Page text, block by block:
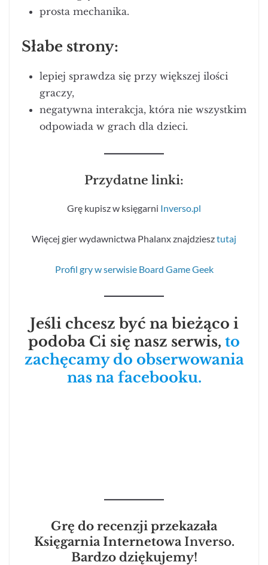
prosta mechanika.
Słabe strony:
lepiej sprawdza się przy większej ilości
graczy,
negatywna interakcja, która nie wszystkim
odpowiada w grach dla dzieci.
Przydatne linki:
Grę kupisz w księgarni Inverso.pl
Więcej gier wydawnictwa Phalanx znajdziesztutaj
Profil gry w serwisie Board Game Geek
Jeśli chcesz być na bieżąco i
podoba Ci się nasz serwis, to
zachęcamy do obserwowania
nas na facebooku.
Grę do recenzji przekazała
Księgarnia InternetowaInverso.
Bardzo dziękujemy!